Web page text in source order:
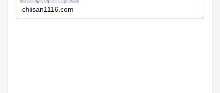
chiisan1116.com